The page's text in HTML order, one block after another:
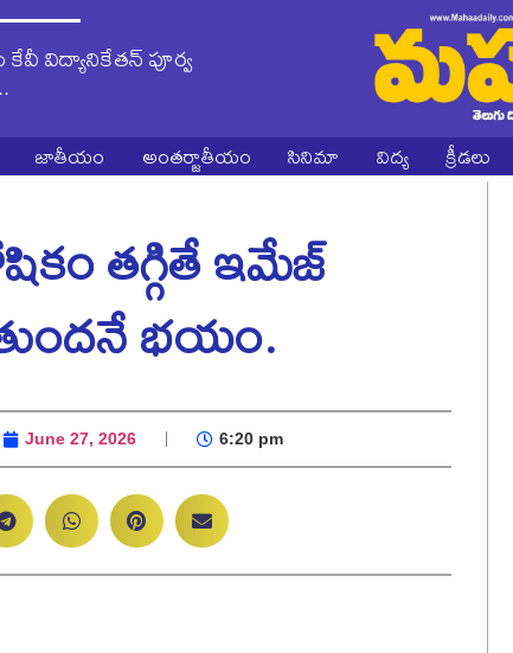
కేవీ విద్యానికేతన్ పూర్వ
జాతీయం అంతర్జాతీయం సినిమా విద్య క్రీడలు
తగ్గితే ఇమేజ్
భయం.
June 27, 2026 6:20 pm